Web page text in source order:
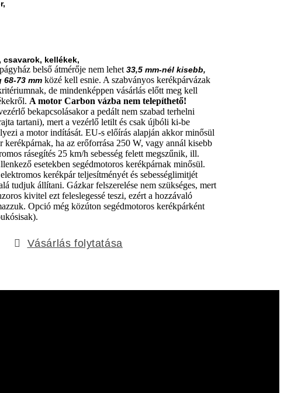
csavarok, kellékek,
belső átmérője nem lehet33,5 mm-nél kisebb,
68-73 mm közé kell esnie. A szabványos kerékpárvázak
de mindenképpen vásárlás előtt meg kell
A motor Carbon vázba nem telepíthető!
bekapcsolásakor a pedált nem szabad terhelni
tartani), mert a vezérlő letilt és csak újbóli ki-be
a motor indítását. EU-s előírás alapján akkor minősül
kerékpárnak, ha az erőforrása 250 W, vagy annál kisebb
rásegítés 25 km/h sebesség felett megszűnik, ill.
esetekben segédmotoros kerékpárnak minősül.
kerékpár teljesítményét és sebességlimitjét
tudjuk állítani. Gázkar felszerelése nem szükséges, mert
kivitel ezt feleslegessé teszi, ezért a hozzávaló
Opció még közúton segédmotoros kerékpárként
Vásárlás folytatása